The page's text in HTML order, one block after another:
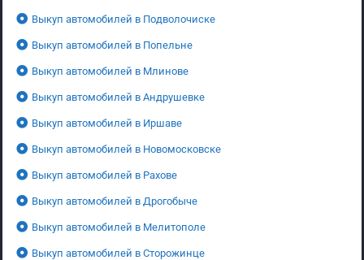
Выкуп автомобилей в Подволочиске
Выкуп автомобилей в Попельне
Выкуп автомобилей в Млинове
Выкуп автомобилей в Андрушевке
Выкуп автомобилей в Иршаве
Выкуп автомобилей в Новомосковске
Выкуп автомобилей в Рахове
Выкуп автомобилей в Дрогобыче
Выкуп автомобилей в Мелитополе
Выкуп автомобилей в Сторожинце